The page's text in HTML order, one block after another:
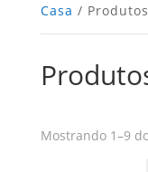
Casa /
Mostrando 1–9